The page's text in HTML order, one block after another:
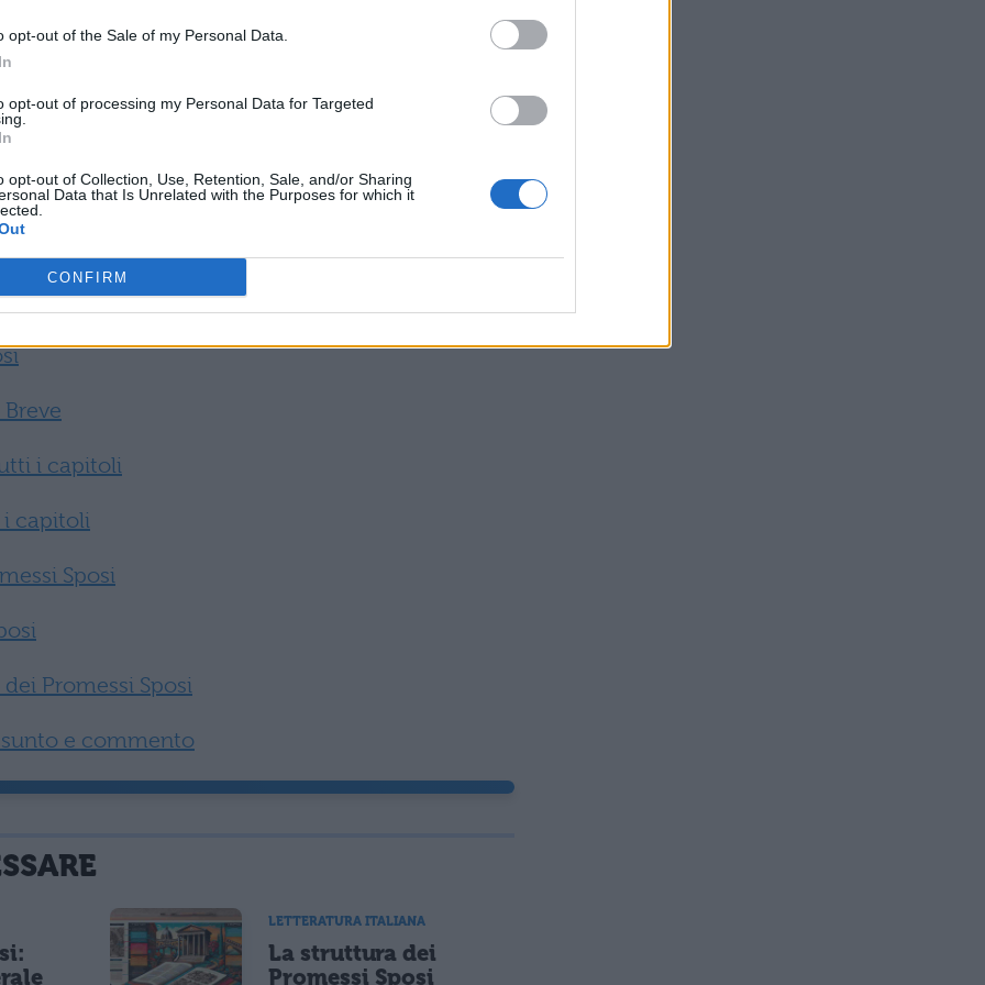
opt-out of the Sale of my Personal Data.
opt-out of processing my Personal Data for Targeted
opt-out of Collection, Use, Retention, Sale, and/or Sharing
Data that Is Unrelated with the Purposes for which it
CONFIRM
MANZONI:
tutto il nostro materiale per uno studio
analisi e approfondimento
i capitoli
i capitoli
Sposi
Promessi Sposi
e commento
LETTERATURA ITALIANA
La struttura dei
Promessi Sposi